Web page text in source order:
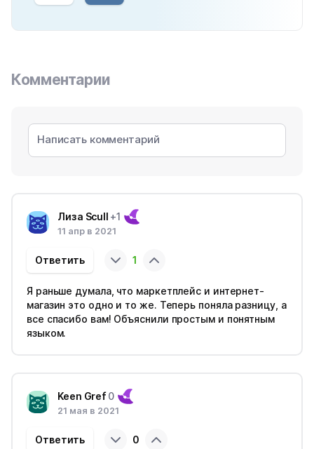
Комментарии
Лиза Scull +1
11 апр в 2021
1
Ответить
Я раньше думала, что маркетплейс и интернет-
магазин это одно и то же. Теперь поняла разницу, а
все спасибо вам! Объяснили простым и понятным
языком.
Keen Gref0
21 мая в 2021
0
Ответить